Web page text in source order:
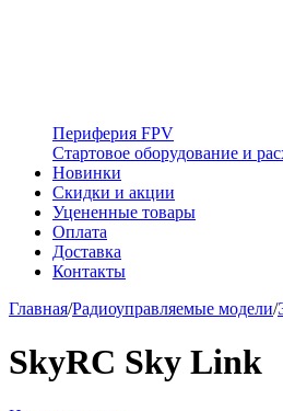
Периферия FPV
Стартовое оборудование и
Новинки
Скидки и акции
Уцененные товары
Оплата
Доставка
Контакты
Главная/Радиоуправляемые модели/
SkyRC Sky Link